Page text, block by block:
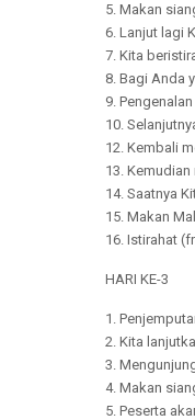
5. Makan
6. Lanjut lagi
7. Kita
8. Bagi Anda
9.
10.
12. Kembali
13. Kemudian
14. Saatnya
15. Makan
16. Istirahat
HARI KE-3
1.
2. Kita
3.
4. Makan
5. Peserta